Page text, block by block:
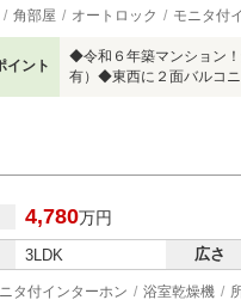
角部屋 オートロック モニタ付
イント
◆令和６年築マンション
有）◆東西に２面バルコ
4,780万円
3LDK 広さ
タ付インターホン 浴室乾燥機